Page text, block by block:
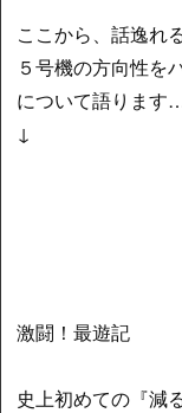
ここから、話逸れ
５号機の方向性
について語ります
↓
激闘！最遊記
史上初めての『減